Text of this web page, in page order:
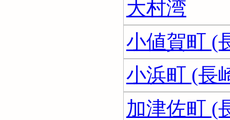
大村湾
小値賀町 (
小浜町 (長
加津佐町 (